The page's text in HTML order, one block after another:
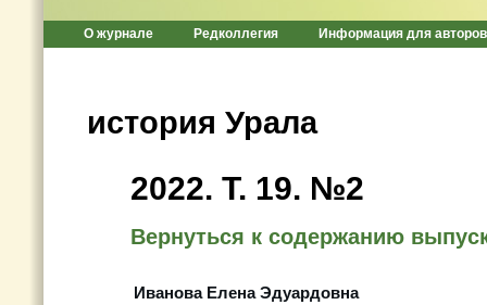
О журнале Редколлегия Информация для авторов
история Урала
2022. Т. 19. №2
Вернуться к содержанию
Иванова Елена Эдуардовна